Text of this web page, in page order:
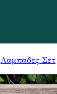
Λαμπαδες Σετ